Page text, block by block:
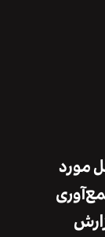
مورد